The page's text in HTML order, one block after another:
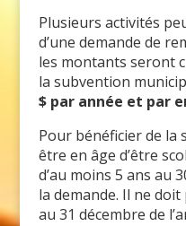
Plusieurs activités
d’une demande de
les montants seront
la subvention
$ par année et par
Pour bénéficier de la
être en âge d’être
d’au moins 5 ans au
la demande. Il ne
au 31 décembre de